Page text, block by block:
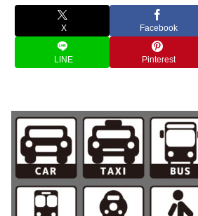
X Facebook
LINE Pinterest